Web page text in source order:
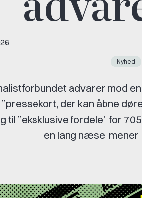
Nyhed
advarer mod
der kan åbne
til ”eksklusive fordele” for
en lang næse, mener